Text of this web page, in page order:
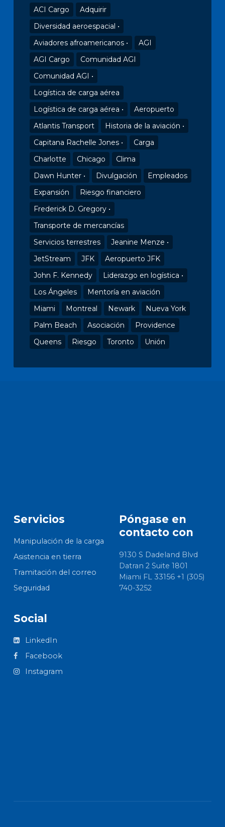
ACI Cargo
Adquirir
Diversidad aeroespacial •
Aviadores afroamericanos •
AGI
AGI Cargo
Comunidad AGI
Comunidad AGI •
Logística de carga aérea
Logística de carga aérea •
Aeropuerto
Atlantis Transport
Historia de la aviación •
Capitana Rachelle Jones •
Carga
Charlotte
Chicago
Clima
Dawn Hunter •
Divulgación
Empleados
Expansión
Riesgo financiero
Frederick D. Gregory •
Transporte de mercancías
Servicios terrestres
Jeanine Menze •
JetStream
JFK
Aeropuerto JFK
John F. Kennedy
Liderazgo en logística •
Los Ángeles
Mentoría en aviación
Miami
Montreal Newark
Nueva York
Palm Beach
Asociación
Providence
Queens
Riesgo Toronto Unión
Servicios
Manipulación de la carga
Asistencia en tierra
Tramitación del correo
Seguridad
Póngase en
contacto con
9130 S Dadeland Blvd
Datran 2 Suite 1801
Miami FL 33156 +1 (305)
740-3252
Social
LinkedIn
Facebook
Instagram